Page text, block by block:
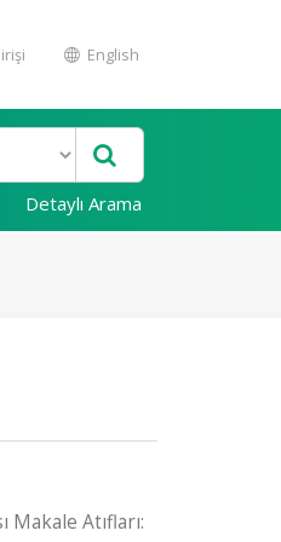
English
Detaylı Arama
Makale Atıfları: